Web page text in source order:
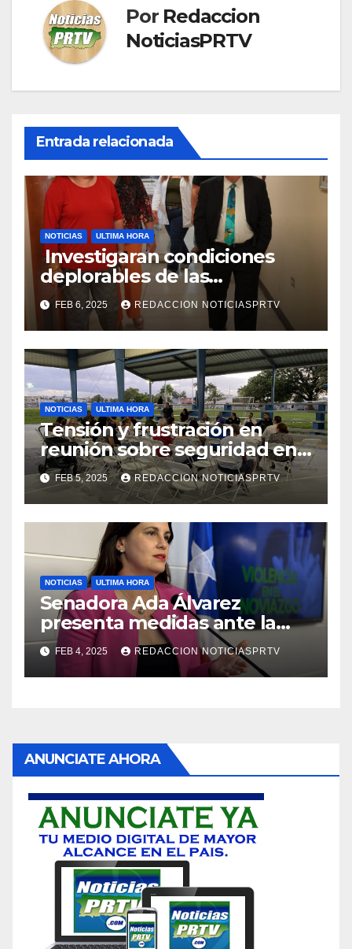
Por Redaccion
NoticiasPRTV
Entrada relacionada
NOTICIAS ULTIMA HORA
Investigaran condiciones
deplorables de las
facilidades el Departamento
de la Salud en Mayagüez
FEB 6, 2025 REDACCION NOTICIASPRTV
NOTICIAS ULTIMA HORA
Tensión y frustración en
reunión sobre seguridad en
Reparto Metropolitano
FEB 5, 2025 REDACCION NOTICIASPRTV
NOTICIAS ULTIMA HORA
Senadora Ada Álvarez
presenta medidas ante la
violencia en el noviazgo
FEB 4, 2025 REDACCION NOTICIASPRTV
ANUNCIATE AHORA